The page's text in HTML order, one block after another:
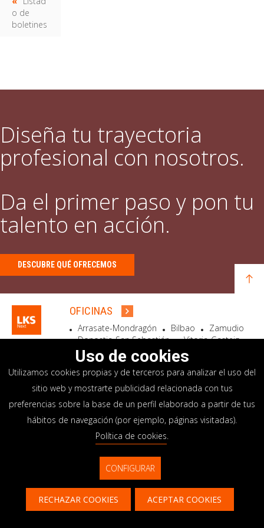
o de
boletines
Diseña tu trayectoria
profesional con nosotros.
Da el primer paso y pon tu
talento en acción.
DESCUBRE QUÉ OFRECEMOS
OFICINAS
Arrasate-Mondragón Bilbao
Zamudio
Donostia-San Sebastián
Vitoria-Gasteiz
Madrid
El Astillero Bidart
SEDE SOCIAL
Goiru, 7 Arrasate-Mondragón
CP 20500 GIPUZKOA – SPAIN
+34 900 84 14 14
info@lksnext.com
Aviso legal
Portal de privacidad
Política de cookies
Sistema interno información
Uso de cookies
Utilizamos cookies propias y de terceros para analizar el uso del
sitio web y mostrarte publicidad relacionada con tus
preferencias sobre la base de un perfil elaborado a partir de tus
hábitos de navegación (por ejemplo, páginas visitadas).
Política de cookies.
CONFIGURAR
RECHAZAR COOKIES ACEPTAR COOKIES